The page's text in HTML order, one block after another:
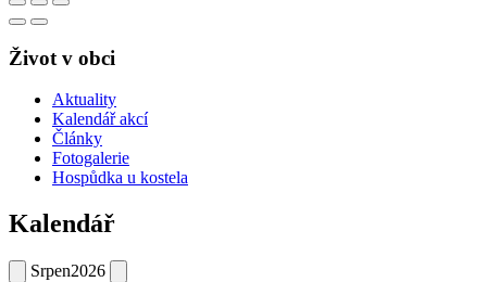
Život v obci
Aktuality
Kalendář akcí
Články
Fotogalerie
Hospůdka u kostela
Kalendář
Srpen2026